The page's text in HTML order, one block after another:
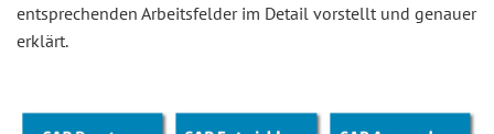
entsprechenden Arbeitsfelder im Detail vorstellt und genauer
erklärt.